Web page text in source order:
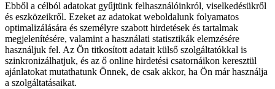
Ebből a célból adatokat gyűjtünk felhasználóinkról, viselkedésükről
és eszközeikről. Ezeket az adatokat weboldalunk folyamatos
optimalizálására és személyre szabott hirdetések és tartalmak
megjelenítésére, valamint a használati statisztikák elemzésére
használjuk fel. Az Ön titkosított adatait külső szolgáltatókkal is
szinkronizálhatjuk, és az ő online hirdetési csatornáikon keresztül
ajánlatokat mutathatunk Önnek, de csak akkor, ha Ön már használja
a szolgáltatásaikat.